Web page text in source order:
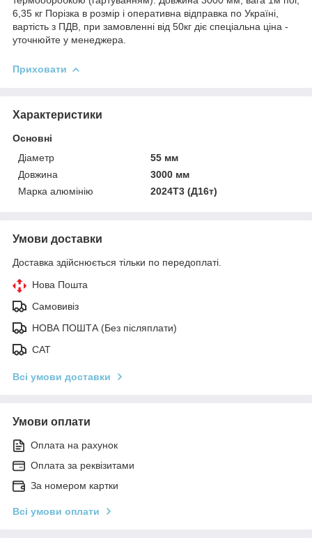
6,35 кг Порізка в розмір і оперативна відправка по Україні,
вартість з ПДВ, при замовленні від 50кг діє спеціальна ціна -
уточнюйте у менеджера.
Приховати
Характеристики
Основні
Діаметр
55 мм
Довжина
3000 мм
Марка алюмінію
2024Т3 (Д16т)
Умови доставки
Доставка здійснюється тільки по передоплаті.
Нова Пошта
Самовивіз
НОВА ПОШТА (Без післяплати)
САТ
Всі умови доставки
Умови оплати
Оплата на рахунок
Оплата за реквізитами
За номером картки
Всі умови оплати